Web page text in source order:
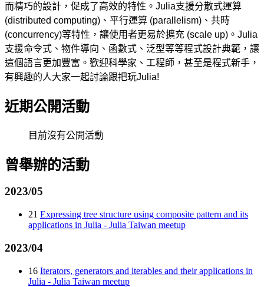
而精巧的設計，促成了高效的特性。Julia支援分散式運算
(distributed computing)、平行運算 (parallelism)、共時
(concurrency)等特性，讓使用者更易於擴充 (scale up)。Julia
支援命令式、物件導向、函數式、泛型等等程式設計典範，讓
這個語言更加豐富。歡迎科學家、工程師，甚至是程式新手，
有興趣的人大家一起討論跟把玩Julia!
近期公開活動
目前沒有公開活動
曾舉辦的活動
2023/05
21 Expressing tree structure using composite pattern and its
applications in Julia - Julia Taiwan meetup
2023/04
16 Iterators, generators and iterables and their applications in
Julia - Julia Taiwan meetup